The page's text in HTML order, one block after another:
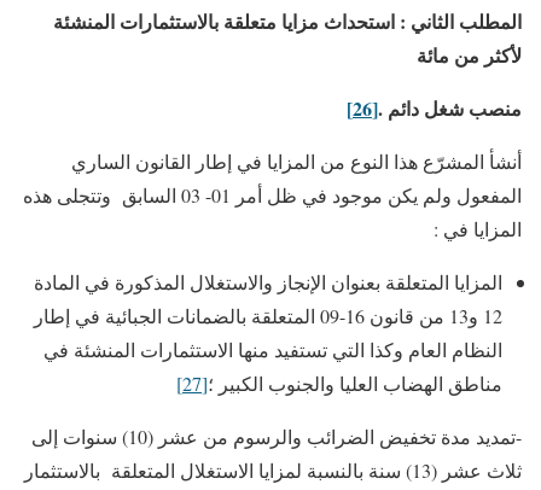
المطلب الثاني : استحداث مزايا متعلقة بالاستثمارات المنشئة
لأكثر من مائة
منصب شغل دائم .[26]
أنشأ المشرّع هذا النوع من المزايا في إطار القانون الساري
المفعول ولم يكن موجود في ظل أمر 01- 03 السابق وتتجلى هذه
المزايا في :
المزايا المتعلقة بعنوان الإنجاز والاستغلال المذكورة في المادة
12 و13 من قانون 16-09 المتعلقة بالضمانات الجبائية في إطار
النظام العام وكذا التي تستفيد منها الاستثمارات المنشئة في
مناطق الهضاب العليا والجنوب الكبير ؛[27]
-تمديد مدة تخفيض الضرائب والرسوم من عشر (10) سنوات إلى
ثلاث عشر (13) سنة بالنسبة لمزايا الاستغلال المتعلقة بالاستثمار